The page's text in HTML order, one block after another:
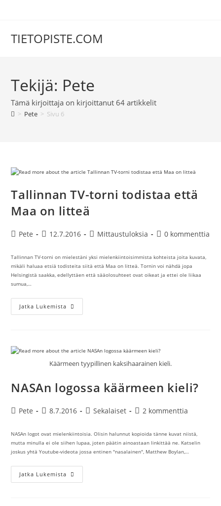
TIETOPISTE.COM
Tekijä: Pete
Tämä kirjoittaja on kirjoittanut 64 artikkelit
> Pete > Sivu 6
Tallinnan TV-torni todistaa että
Maa on litteä
Artikkelin
Pete
Artikkeli
12.7.2016
Artikkelin
Mittaustuloksia
Artikkelin
0 kommenttia
Tallinnan TV-torni on mielestäni yksi mielenkiintoisimmista kohteista joita kuvata,
mikäli haluaa etsiä todisteita siitä että Maa on litteä. Tornin voi nähdä jopa
Helsingistä saakka, edellyttäen että sääolosuhteet ovat oikeat ja ettei ole liikaa
sumua,…
Jatka Lukemista Tallinnan
TV-
On
Litteä
Käärmeen tyypillinen kaksihaarainen kieli.
NASAn logossa käärmeen kieli?
Artikkelin
Pete
Artikkeli
8.7.2016
Artikkelin
Sekalaiset
Artikkelin
2 kommenttia
NASAn logot ovat mielenkiintoisia. Olisin halunnut kopioida tänne kuvat niistä,
mutta minulla ei ole siihen lupaa, joten päätin ainoastaan linkittää ne. Katselin
joskus yhtä Youtube-videota jossa entinen "nasalainen", Matthew Boylan,…
Jatka Lukemista NASAn
Logossa